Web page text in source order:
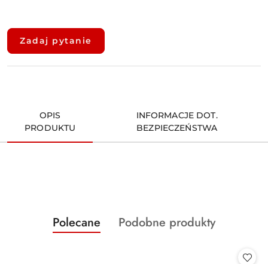
Dostępność
dostawa
Zadaj pytanie
OPIS
PRODUKTU
INFORMACJE DOT.
BEZPIECZEŃSTWA
Pomiń karuzelę produktów
Produkty
o
Polecane
Produkty
Podobne produkty